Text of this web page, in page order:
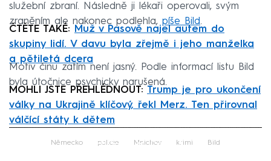
služební zbraní. Následně ji lékaři operovali, svým
zraněním ale nakonec podlehla, píše Bild.
ČTĚTE TAKÉ:
Muž v Pasově najel autem do
skupiny lidí. V davu byla zřejmě i jeho manželka
a pětiletá dcera
Motiv činu zatím není jasný. Podle informací listu Bild
byla útočnice psychicky narušená.
MOHLI JSTE PŘEHLÉDNOUT: Trump je pro ukončení
války na Ukrajině klíčový, řekl Merz. Ten přirovnal
válčící státy k dětem
Failed to fetch
Německo policie Mnichov krimi Bild